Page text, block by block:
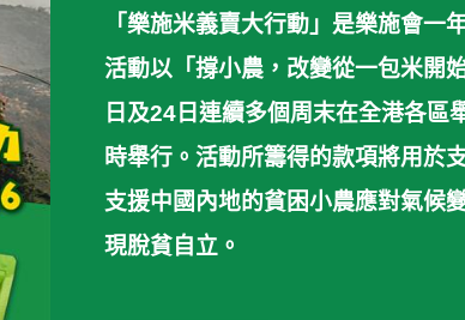
「樂施米義賣大行動」是樂施會一
活動以「撐小農，改變從一包米開
日及24日連續多個周末在全港各區
時舉行。活動所籌得的款項將用於
支援中國內地的貧困小農應對氣候
現脫貧自立。